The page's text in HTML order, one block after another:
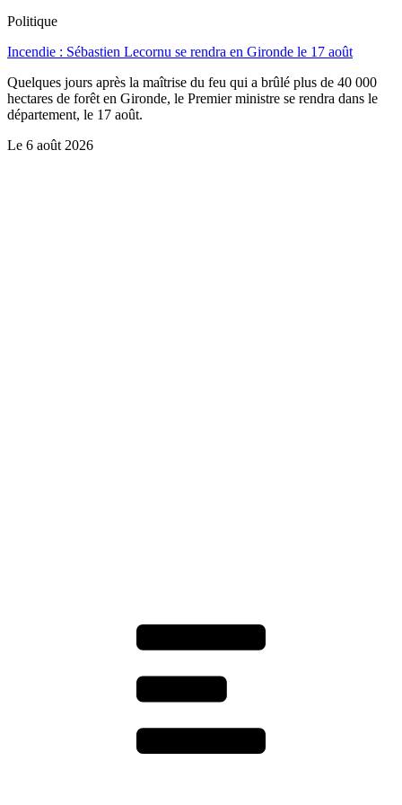
Politique
Incendie : Sébastien Lecornu se rendra en Gironde le 17 août
Quelques jours après la maîtrise du feu qui a brûlé plus de 40 000
hectares de forêt en Gironde, le Premier ministre se rendra dans le
département, le 17 août.
Le 6 août 2026